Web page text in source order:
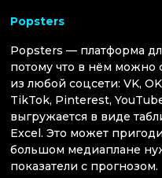
Popsters
Popsters — платформа
потому что в нём можно
из любой соцсети: VK,
TikTok, Pinterest,
выгружается в виде
Excel. Это может
большом медиаплане
показатели с прогнозом.